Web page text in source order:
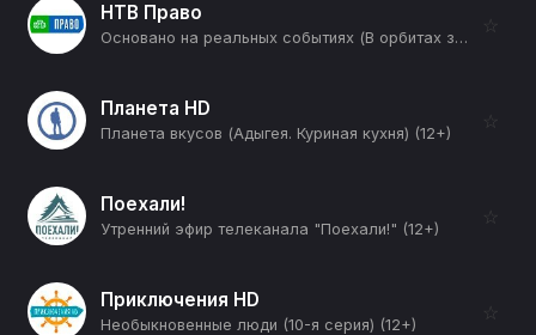
НТВ Право
Основано на реальных событиях (В орбитах звезд. Часть 2-я) (12+)
☆
Планета HD
Планета вкусов (Адыгея. Куриная кухня) (12+)
☆
Поехали!
Утренний эфир телеканала "Поехали!" (12+)
☆
Приключения HD
Необыкновенные люди (10-я серия) (12+)
☆